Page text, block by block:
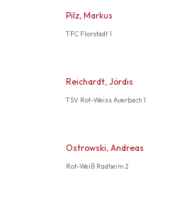
Pilz, Markus
TFC Florstadt 1
Reichardt, Jördis
TSV Rot-Weiss Auerbach 1
Ostrowski, Andreas
Rot-Weiß Radheim 2